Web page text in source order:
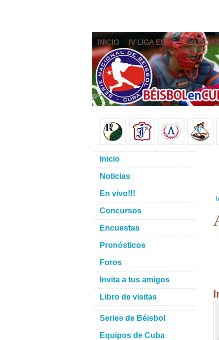
INICIO IV LIGA ELITE
Inicio
Noticias
En vivo!!!
Concursos
Encuestas
Pronósticos
Foros
Invita a tus amigos
Libro de visitas
Series de Béisbol
Equipos de Cuba